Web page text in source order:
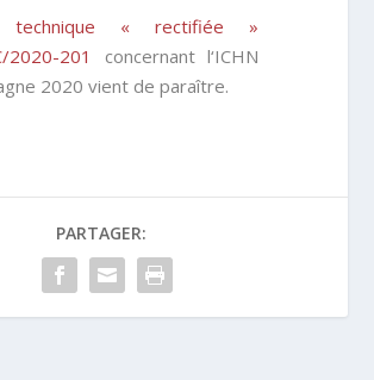
technique « rectifiée »
2020-201
concernant l‘ICHN
2020 vient de paraître.
PARTAGER: